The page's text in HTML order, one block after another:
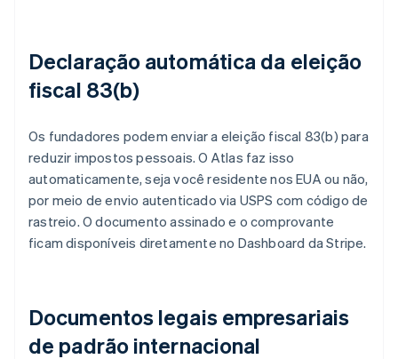
Declaração automática da eleição
fiscal 83(b)
Os fundadores podem enviar a eleição fiscal 83(b) para
reduzir impostos pessoais. O Atlas faz isso
automaticamente, seja você residente nos EUA ou não,
por meio de envio autenticado via USPS com código de
rastreio. O documento assinado e o comprovante
ficam disponíveis diretamente no Dashboard da Stripe.
Documentos legais empresariais
de padrão internacional